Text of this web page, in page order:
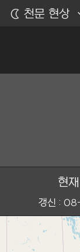
Ặ 천문 현상
현
갱신 :